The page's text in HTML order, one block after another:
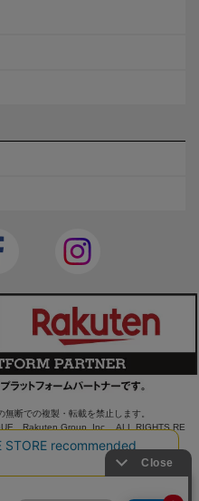
断での複製・転載を禁止します。
Rakuten Group, Inc. ALL RIGHTS RE